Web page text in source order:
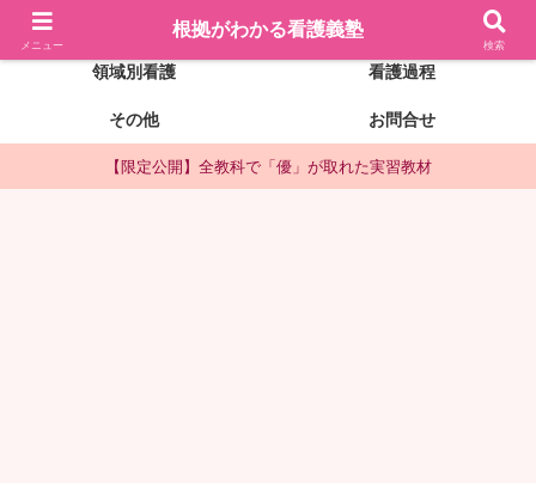
看護記録の書き方 実習前の準備
領域別看護 看護過程
その他 お問合せ
【限定公開】全教科で「優」が取れた実習教材
メニュー
根拠がわかる看護義塾
検索